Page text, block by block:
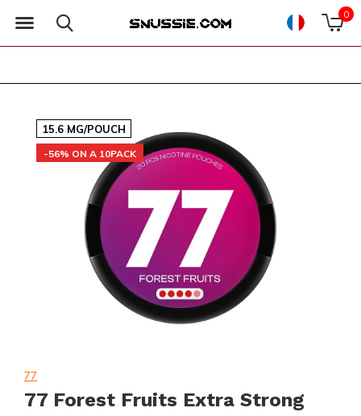
0
15.6 MG/POUCH
-56% ON A 10PACK
77
77 Forest Fruits Extra Strong